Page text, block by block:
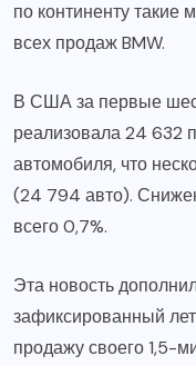
по континенту
всех продаж BMW.
В США за первые
реализовала 24 632
автомобиля, что
(24 794 авто).
всего 0,7%.
Эта новость
зафиксированный
продажу своего 1,5-